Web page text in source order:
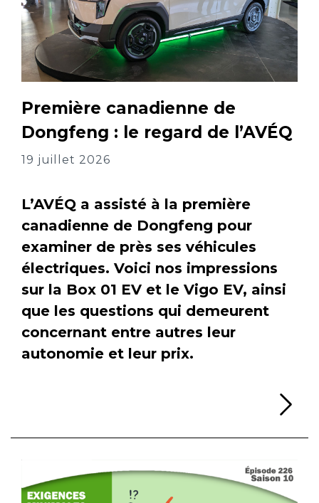
Première canadienne de
Dongfeng : le regard de l’AVÉQ
19 juillet 2026
L’AVÉQ a assisté à la première
canadienne de Dongfeng pour
examiner de près ses véhicules
électriques. Voici nos impressions
sur la Box 01 EV et le Vigo EV, ainsi
que les questions qui demeurent
concernant entre autres leur
autonomie et leur prix.